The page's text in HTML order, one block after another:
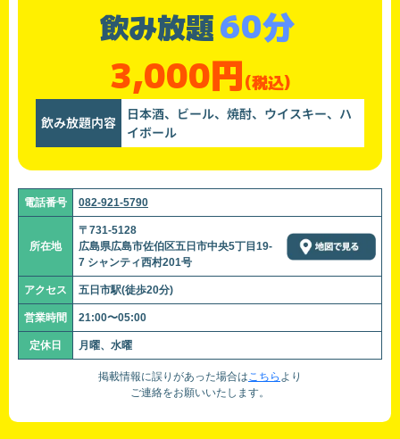
飲み放題60分
3,000円(税込)
飲み放題内容
日本酒、ビール、焼酎、ウイスキー、ハ
イボール
電話番号 082-921-5790
所在地
〒731-5128
広島県広島市佐伯区五日市中央5丁目19-
7 シャンティ西村201号
アクセス 五日市駅(徒歩20分)
営業時間 21:00〜05:00
定休日 月曜、水曜
掲載情報に誤りがあった場合はこちら より
ご連絡をお願いいたします。